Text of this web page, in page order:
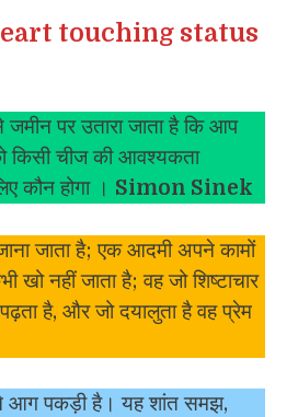
touching status
जमीन पर उतारा जाता है कि आप
किसी चीज की आवश्यकता
कौन होगा । Simon Sinek
जाता है; एक आदमी अपने कामों
नहीं जाता है; वह जो शिष्टाचार
पढ़ता है, और जो दयालुता है वह प्रेम
आग पकड़ी है। यह शांत समझ,